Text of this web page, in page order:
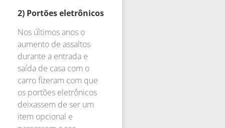
2) Portões eletrônicos
Nos últimos anos o
aumento de assaltos
durante a entrada e
saída de casa com o
carro fizeram com que
os portões eletrônicos
deixassem de ser um
item opcional e